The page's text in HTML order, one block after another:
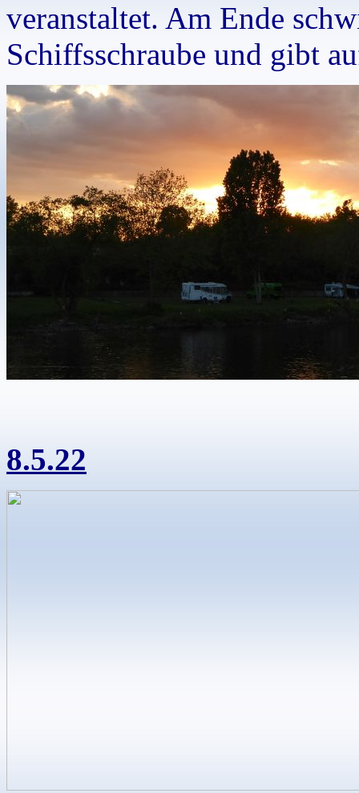
veranstaltet. Am Ende
Schiffsschraube und gibt
8.5.22